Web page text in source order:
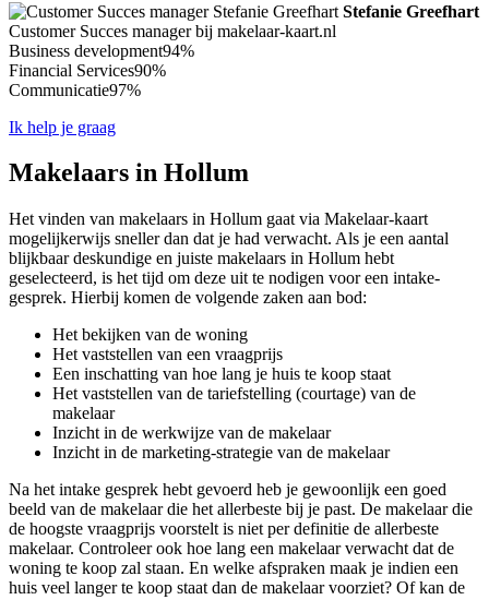
Stefanie Greefhart
Customer Succes manager bij makelaar-kaart.nl
Business development94%
Financial Services90%
Communicatie97%
Ik help je graag
Makelaars in Hollum
Het vinden van makelaars in Hollum gaat via Makelaar-kaart
mogelijkerwijs sneller dan dat je had verwacht. Als je een aantal
blijkbaar deskundige en juiste makelaars in Hollum hebt
geselecteerd, is het tijd om deze uit te nodigen voor een intake-
gesprek. Hierbij komen de volgende zaken aan bod:
Het bekijken van de woning
Het vaststellen van een vraagprijs
Een inschatting van hoe lang je huis te koop staat
Het vaststellen van de tariefstelling (courtage) van de
makelaar
Inzicht in de werkwijze van de makelaar
Inzicht in de marketing-strategie van de makelaar
Na het intake gesprek hebt gevoerd heb je gewoonlijk een goed
beeld van de makelaar die het allerbeste bij je past. De makelaar die
de hoogste vraagprijs voorstelt is niet per definitie de allerbeste
makelaar. Controleer ook hoe lang een makelaar verwacht dat de
woning te koop zal staan. En welke afspraken maak je indien een
huis veel langer te koop staat dan de makelaar voorziet? Of kan de